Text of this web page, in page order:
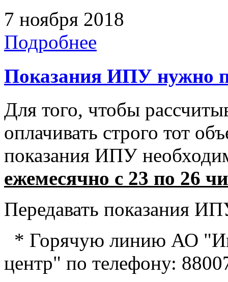
7 ноября 2018
Подробнее
Показания ИПУ нужно
Для того, чтобы
оплачивать строго тот
показания ИПУ
ежемесячно с 23 по 26
Передавать показания
* Горячую линию АО
центр" по телефону: